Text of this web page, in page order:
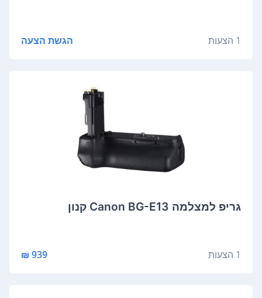
1 הצעות הגשת הצעה
גריפ למצלמה Canon BG-E13 קנון
1 הצעות 939 ₪